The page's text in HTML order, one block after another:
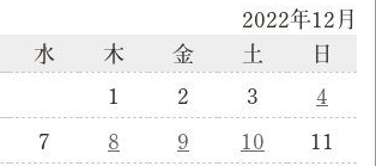
2022年12月
水 木 金 土
日
1
2 3
4
7 8 9 10
11